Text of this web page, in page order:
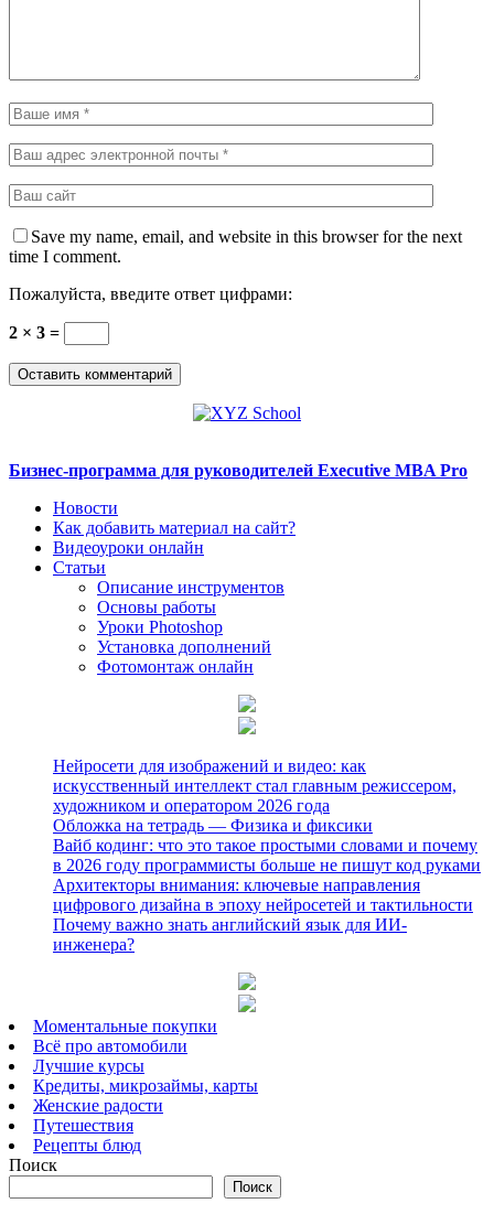
Save my name, email, and website in this browser for the next
time I comment.
Пожалуйста, введите ответ цифрами:
2 × 3 =
Бизнес-программа для руководителей Executive MBA Pro
Новости
Как добавить материал на сайт?
Видеоуроки онлайн
Статьи
Описание инструментов
Основы работы
Уроки Photoshop
Установка дополнений
Фотомонтаж онлайн
Нейросети для изображений и видео: как
искусственный интеллект стал главным режиссером,
художником и оператором 2026 года
Обложка на тетрадь — Физика и фиксики
Вайб кодинг: что это такое простыми словами и почему
в 2026 году программисты больше не пишут код руками
Архитекторы внимания: ключевые направления
цифрового дизайна в эпоху нейросетей и тактильности
Почему важно знать английский язык для ИИ-
инженера?
Моментальные покупки
Всё про автомобили
Лучшие курсы
Кредиты, микрозаймы, карты
Женские радости
Путешествия
Рецепты блюд
Поиск
Поиск